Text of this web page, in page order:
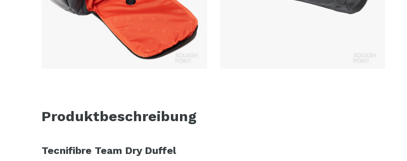
Produktbeschreibung
Tecnifibre Team Dry Duffel